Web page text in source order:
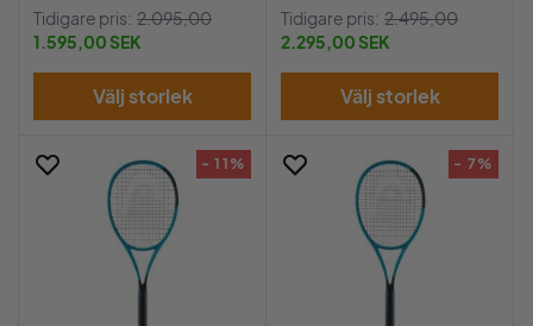
Tidigare pris: 2.095,00
1.595,00 SEK
Välj storlek
Tidigare pris: 2.495,00
2.295,00 SEK
Välj storlek
- 11% - 7%